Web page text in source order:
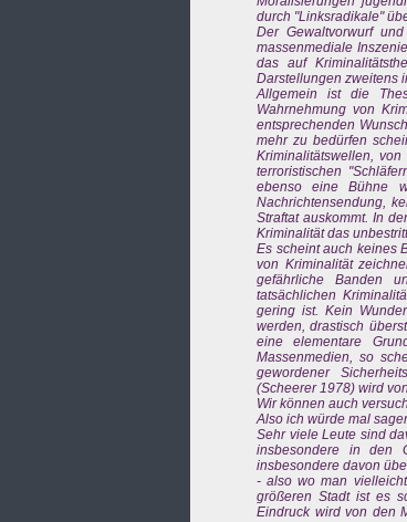
durch "Linksradikale"
Der Gewaltvorwurf
massenmediale
das auf
Darstellungen zweitens
Allgemein ist die
Wahrnehmung von
entsprechenden
mehr zu bedürfen
Kriminalitätswellen,
terroristischen
ebenso eine Bühne
Nachrichtensendung,
Straftat auskommt. In
Kriminalität das
Es scheint auch keines
von Kriminalität
gefährliche Banden
tatsächlichen
gering ist. Kein
werden, drastisch
eine elementare
Massenmedien, so
gewordener
(Scheerer 1978) wird
Wir können auch
Also ich würde mal
Sehr viele Leute sind
insbesondere in den
insbesondere davon
- also wo man
größeren Stadt ist es
Eindruck wird von den